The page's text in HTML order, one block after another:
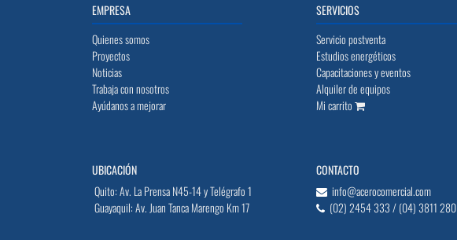
EMPRESA
Quienes somos
Proyectos
Noticias
Trabaja con nosotros
Ayúdanos a mejorar
SERVICIOS
Servicio postventa
Estudios energéticos
Capacitaciones y eventos
Alquiler de equipos
Mi carrito
UBICACIÓN
Quito: Av. La Prensa N45-14 y Telégrafo 1
Guayaquil: Av. Juan Tanca Marengo Km 17
CONTACTO
info@acerocomercial.com
(02) 2454 333 / (04) 3811 280